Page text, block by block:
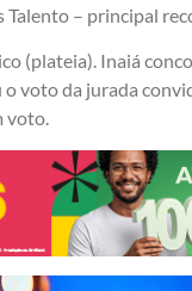
– principal
(plateia). Inaiá
voto da jurada
voto.